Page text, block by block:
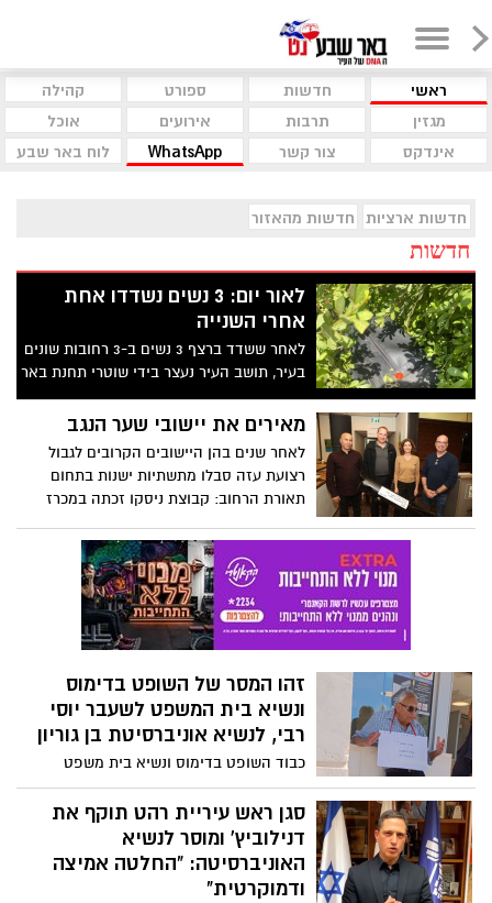
ראשי חדשות ספורט
קהילה
מגזין
תרבות אירועים
אוכל
אינדקס
צור קשר WhatsApp לוח באר שבע
חדשות ארציות חדשות מהאזור
חדשות
לאור יום: 3 נשים נשדדו אחת
אחרי השנייה
לאחר ששדד ברצף 3 נשים ב-3 רחובות שונים
בעיר, תושב העיר נעצר בידי שוטרי תחנת באר
שבע.
מאירים את יישובי שער הנגב
לאחר שנים בהן היישובים הקרובים לגבול
רצועת עזה סבלו מתשתיות ישנות בתחום
תאורת הרחוב: קבוצת ניסקו זכתה במכרז
התאורה ברחבי המועצה האזורית שער הנגב.
היקף הפרויקט כ-3 מיליון שקלים, מטרתו
לסייע להגברת הביטחון האישי של התושבים
במרחב הציבורי ולחסוך בהוצאות אנרגיה.
זהו המסר של השופט בדימוס
ונשיא בית המשפט לשעבר יוסי
רבי, לנשיא אוניברסיטת בן גוריון
כבוד השופט בדימוס ונשיא בית משפט
השלום לשעבר בבאר שבע, יוסי רבי, במחאה
כנגד אירועי אמש באוניברסיטת בן גוריון,
עומד בשער האוניברסיטה עם שלט: "תתפטר"
סגן ראש עיריית רהט תוקף את
דנילוביץ' ומוסר לנשיא
האוניברסיטה: "החלטה אמיצה
ודמוקרטית"